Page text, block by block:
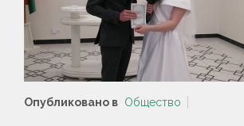
Опубликовано в Общество